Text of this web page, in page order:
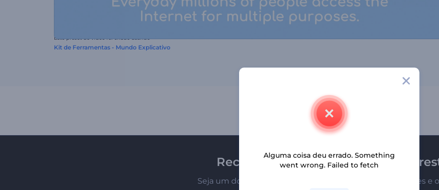
Este preset de vídeo foi criado usando
Kit de Ferramentas - Mundo Explicativo
Receba a newsletter da
Seja um dos primeiros a receber nossas últimas novidades e
Alguma coisa deu errado. Something
went wrong. Failed to fetch